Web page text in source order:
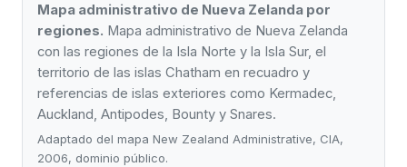
Mapa administrativo de Nueva Zelanda por
regiones. Mapa administrativo de Nueva Zelanda
con las regiones de la Isla Norte y la Isla Sur, el
territorio de las islas Chatham en recuadro y
referencias de islas exteriores como Kermadec,
Auckland, Antipodes, Bounty y Snares.
Adaptado del mapa New Zealand Administrative, CIA,
2006, dominio público.